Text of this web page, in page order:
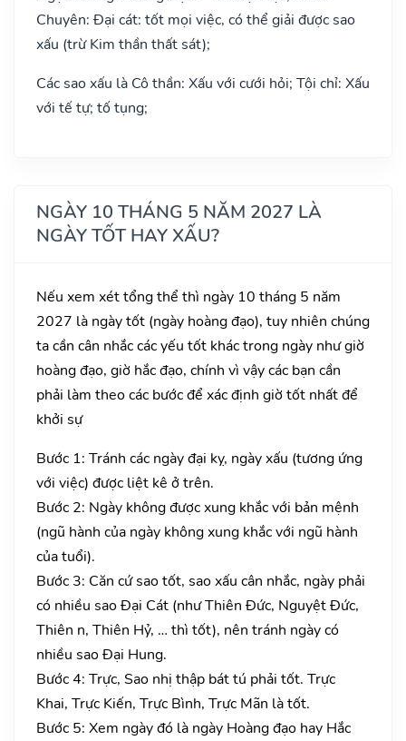
Chuyên: Đại cát: tốt mọi việc, có thể giải được sao
xấu (trừ Kim thần thất sát);
Các sao xấu là Cô thần: Xấu với cưới hỏi; Tội chỉ: Xấu
với tế tự; tố tụng;
NGÀY 10 THÁNG 5 NĂM 2027 LÀ
NGÀY TỐT HAY XẤU?
Nếu xem xét tổng thể thì ngày 10 tháng 5 năm
2027 là ngày tốt (ngày hoàng đạo), tuy nhiên chúng
ta cần cân nhắc các yếu tốt khác trong ngày như giờ
hoàng đạo, giờ hắc đạo, chính vì vậy các bạn cần
phải làm theo các bước để xác định giờ tốt nhất để
khởi sự
Bước 1: Tránh các ngày đại kỵ, ngày xấu (tương ứng
với việc) được liệt kê ở trên.
Bước 2: Ngày không được xung khắc với bản mệnh
(ngũ hành của ngày không xung khắc với ngũ hành
của tuổi).
Bước 3: Căn cứ sao tốt, sao xấu cân nhắc, ngày phải
có nhiều sao Đại Cát (như Thiên Đức, Nguyệt Đức,
Thiên n, Thiên Hỷ, … thì tốt), nên tránh ngày có
nhiều sao Đại Hung.
Bước 4: Trực, Sao nhị thập bát tú phải tốt. Trực
Khai, Trực Kiến, Trực Bình, Trực Mãn là tốt.
Bước 5: Xem ngày đó là ngày Hoàng đạo hay Hắc